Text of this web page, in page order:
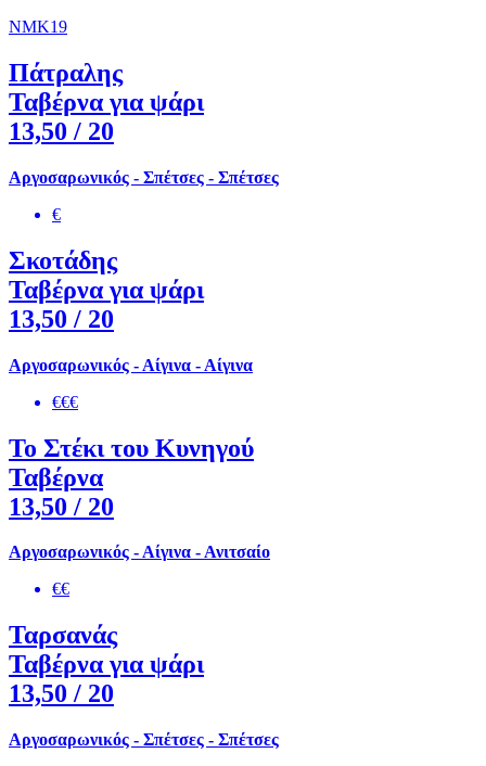
NMK19
Πάτραλης
Ταβέρνα για ψάρι
13,50 / 20
Αργοσαρωνικός - Σπέτσες - Σπέτσες
€
Σκοτάδης
Ταβέρνα για ψάρι
13,50 / 20
Αργοσαρωνικός - Αίγινα - Αίγινα
€€€
Το Στέκι του Κυνηγού
Ταβέρνα
13,50 / 20
Αργοσαρωνικός - Αίγινα - Ανιτσαίο
€€
Ταρσανάς
Ταβέρνα για ψάρι
13,50 / 20
Αργοσαρωνικός - Σπέτσες - Σπέτσες